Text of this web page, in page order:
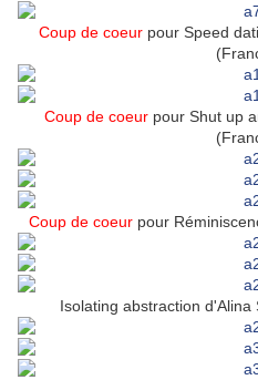
Coup de coeurpour Speed
Coup de coeurpour Shut up
Coup de coeurpour
Isolating abstraction d'Alina